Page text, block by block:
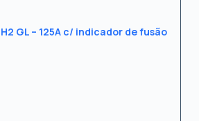
GL – 125A c/ indicador de fusão